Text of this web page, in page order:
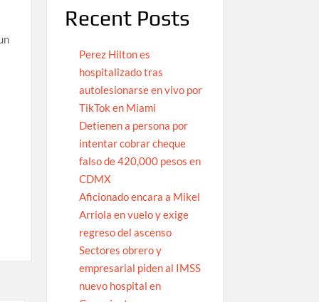
Recent Posts
Perez Hilton es
hospitalizado tras
autolesionarse en vivo por
TikTok en Miami
Detienen a persona por
intentar cobrar cheque
falso de 420,000 pesos en
CDMX
Aficionado encara a Mikel
Arriola en vuelo y exige
regreso del ascenso
Sectores obrero y
empresarial piden al IMSS
nuevo hospital en